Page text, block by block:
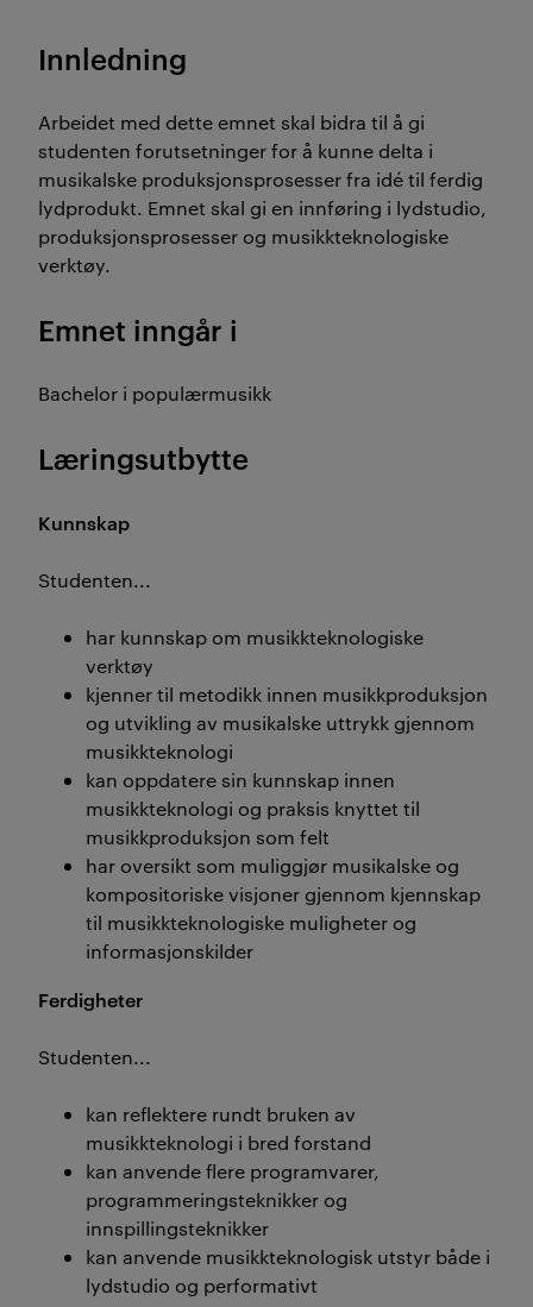
Innledning
Arbeidet med dette emnet skal bidra til å gi
studenten forutsetninger for å kunne delta i
musikalske produksjonsprosesser fra idé til ferdig
lydprodukt. Emnet skal gi en innføring i lydstudio,
produksjonsprosesser og musikkteknologiske
verktøy.
Emnet inngår i
Bachelor i populærmusikk
Læringsutbytte
Kunnskap
Studenten...
har kunnskap om musikkteknologiske
verktøy
kjenner til metodikk innen musikkproduksjon
og utvikling av musikalske uttrykk gjennom
musikkteknologi
kan oppdatere sin kunnskap innen
musikkteknologi og praksis knyttet til
musikkproduksjon som felt
har oversikt som muliggjør musikalske og
kompositoriske visjoner gjennom kjennskap
til musikkteknologiske muligheter og
informasjonskilder
Ferdigheter
Studenten...
kan reflektere rundt bruken av
musikkteknologi i bred forstand
kan anvende flere programvarer,
programmeringsteknikker og
innspillingsteknikker
kan anvende musikkteknologisk utstyr både i
lydstudio og performativt